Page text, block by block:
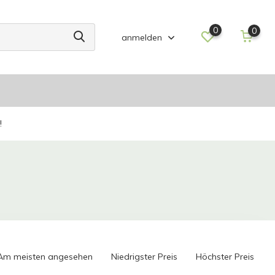
anmelden
0 0
meisten angesehen Niedrigster Preis Höchster Preis